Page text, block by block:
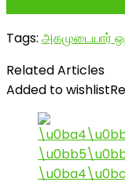
Tags: அகமுடையார்
Related Articles
Added to wishlist